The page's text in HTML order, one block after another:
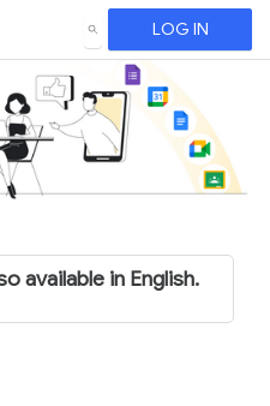
SEARCH LOG IN
available in English.